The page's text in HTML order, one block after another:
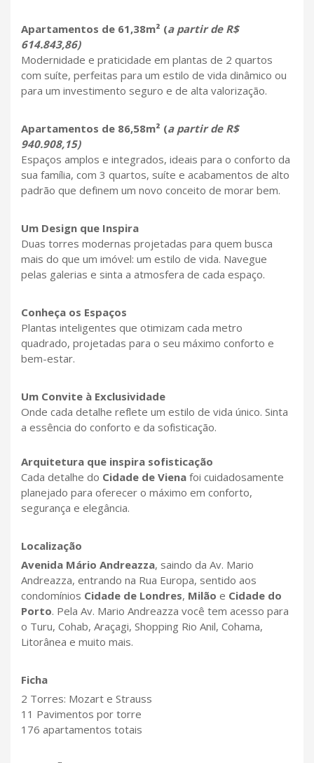
Apartamentos de 61,38m² (a partir de R$
614.843,86)
Modernidade e praticidade em plantas de 2 quartos
com suíte, perfeitas para um estilo de vida dinâmico ou
para um investimento seguro e de alta valorização.
Apartamentos de 86,58m² (a partir de R$
940.908,15)
Espaços amplos e integrados, ideais para o conforto da
sua família, com 3 quartos, suíte e acabamentos de alto
padrão que definem um novo conceito de morar bem.
Um Design que Inspira
Duas torres modernas projetadas para quem busca
mais do que um imóvel: um estilo de vida. Navegue
pelas galerias e sinta a atmosfera de cada espaço.
Conheça os Espaços
Plantas inteligentes que otimizam cada metro
quadrado, projetadas para o seu máximo conforto e
bem-estar.
Um Convite à Exclusividade
Onde cada detalhe reflete um estilo de vida único. Sinta
a essência do conforto e da sofisticação.
Arquitetura que inspira sofisticação
Cada detalhe do Cidade de Viena foi cuidadosamente
planejado para oferecer o máximo em conforto,
segurança e elegância.
Localização
Avenida Mário Andreazza, saindo da Av. Mario
Andreazza, entrando na Rua Europa, sentido aos
condomínios Cidade de Londres, Milão e Cidade do
Porto. Pela Av. Mario Andreazza você tem acesso para
o Turu, Cohab, Araçagi, Shopping Rio Anil, Cohama,
Litorânea e muito mais.
Ficha
2 Torres: Mozart e Strauss
11 Pavimentos por torre
176 apartamentos totais